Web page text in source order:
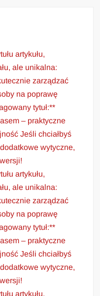
artykułu,
ale unikalna:
zarządzać
na poprawę
tytuł:**
– praktyczne
Jeśli chciałbyś
wytyczne,
artykułu,
ale unikalna:
zarządzać
na poprawę
tytuł:**
– praktyczne
Jeśli chciałbyś
wytyczne,
artykułu,